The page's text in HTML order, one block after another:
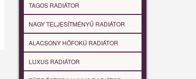
TAGOS RADIÁTOR
NAGY TELJESÍTMÉNYŰ RADIÁTOR
ALACSONY HŐFOKÚ RADIÁTOR
LUXUS RADIÁTOR